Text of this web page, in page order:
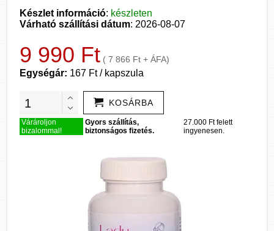
Készlet információ: készleten
Várható szállítási dátum: 2026-08-07
9 990 Ft ( 7 866 Ft + ÁFA)
Egységár: 167 Ft / kapszula
KOSÁRBA
Várároljon
bizalommal!
Gyors szállítás,
biztonságos fizetés.
27.000 Ft felett
ingyenesen.